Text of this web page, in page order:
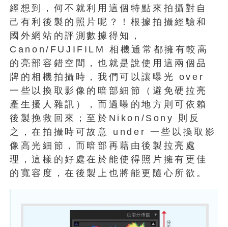
經想到，何不就利用這個特點來拍攝對自
己有利後製的照片呢？！根據拍攝經驗和
國外網站的評測數據得知，
Canon/FUJIFILM 相機通常都擁有較高
的亮部容錯空間，也就是說使用這兩個品
牌的相機拍攝時，我們可以讓曝光 over
一些以換取影像的暗部細節（避免硬拉亮
產生擾人雜訊），而過曝的地方則可依賴
後製挽救回來；至於Nikon/Sony 則反
之，在拍攝時可故意 under 一些以換取影
像高光細節，而暗部再藉由後製拉亮處
理，這樣的好處在於能使得照片擁有更佳
的寬容度，在後製上也將能更隨心所欲。